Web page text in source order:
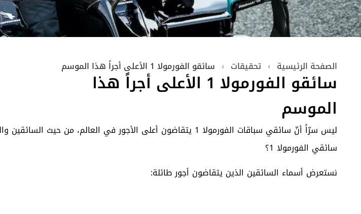
الصفحة الرئيسية › تحقيقات › سائقو الفورمولا 1 الأعلى أجراً هذا الموسم
سائقو الفورمولا 1 الأعلى أجراً هذا
الموسم
ليس سرّاً أنّ سائقي سباقات الفورمولا 1 يتقاضون أعلى الأجور في العالم، من حيث السائقين والرياضة أيضاً.
سائقي الفورمولا 1؟
نستعرض أسماء السائقين الذين يتقاضون أجور طائلة: